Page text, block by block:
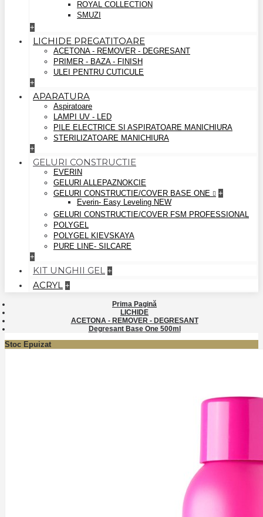
ROYAL COLLECTION
SMUZI
+
LICHIDE PREGATITOARE
ACETONA - REMOVER - DEGRESANT
PRIMER - BAZA - FINISH
ULEI PENTRU CUTICULE
+
APARATURA
Aspiratoare
LAMPI UV - LED
PILE ELECTRICE SI ASPIRATOARE MANICHIURA
STERILIZATOARE MANICHIURA
+
GELURI CONSTRUCTIE
EVERIN
GELURI ALLEPAZNOKCIE
GELURI CONSTRUCTIE/COVER BASE ONE
+
Everin- Easy Leveling NEW
GELURI CONSTRUCTIE/COVER FSM PROFESSIONAL
POLYGEL
POLYGEL KIEVSKAYA
PURE LINE- SILCARE
+
KIT UNGHII GEL +
ACRYL +
Prima Pagină
LICHIDE
ACETONA - REMOVER - DEGRESANT
Degresant Base One 500ml
Stoc Epuizat